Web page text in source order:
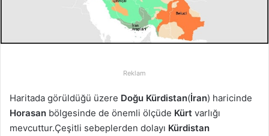
n
m
e
k
Reklam
Haritada görüldüğü üzere Doğu Kürdistan(İran) haricinde
Horasan bölgesinde de önemli ölçüde Kürt varlığı
mevcuttur.Çeşitli sebeplerden dolayı Kürdistan